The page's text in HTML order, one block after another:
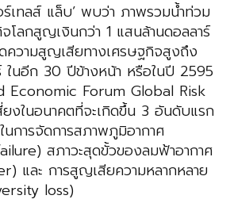
เทลส์ แล็บ’ พบว่า ภาพรวมน้ำท่วม
โลกสูญเงินกว่า 1 แสนล้านดอลลาร์
ดความสูญเสียทางเศรษฐกิจสูงถึง
ในอีก 30 ปีข้างหน้า หรือในปี 2595
Economic Forum Global Risk
ยงในอนาคตที่จะเกิดขึ้น 3 อันดับแรก
นการจัดการสภาพภูมิอากาศ
สภาวะสุดขั้วของลมฟ้าอากาศ
และ การสูญเสียความหลากหลาย
loss)